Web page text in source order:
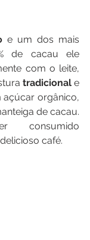
e um dos mais
de cacau ele
com o leite,
tradicional
açúcar orgânico,
de cacau.
consumido
café.